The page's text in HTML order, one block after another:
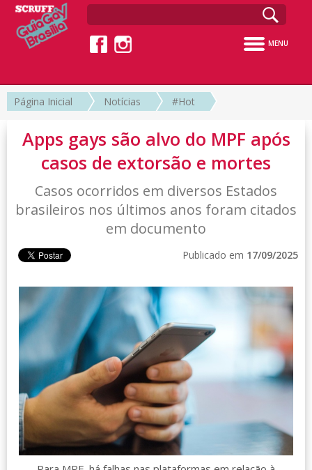
MENU
Página Inicial Notícias #Hot
Apps gays são alvo do MPF após
casos de extorsão e mortes
Casos ocorridos em diversos Estados
brasileiros nos últimos anos foram citados
em documento
Publicado em 17/09/2025